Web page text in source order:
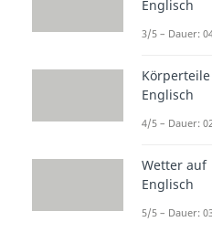
einer
wird
wird
Englisch
3/5 – Dauer:
Körperteile
Englisch
4/5 – Dauer:
Wetter auf
Englisch
5/5 – Dauer: